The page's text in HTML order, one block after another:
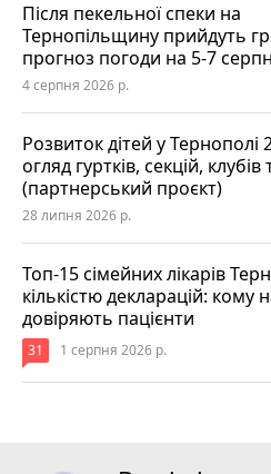
Після пекельної спеки на
Тернопільщину прийдуть
прогноз погоди на 5-7
4 серпня 2026 р.
Розвиток дітей у Тернополі
огляд гуртків, секцій, клубів
(партнерський проєкт)
28 липня 2026 р.
Топ-15 сімейних лікарів
кількістю декларацій: кому
довіряють пацієнти
31 1 серпня 2026 р.